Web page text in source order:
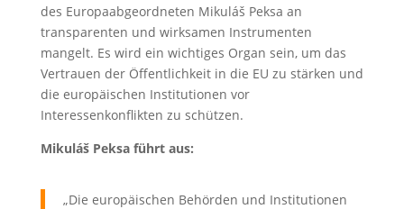
des Europaabgeordneten Mikuláš Peksa an
transparenten und wirksamen Instrumenten
mangelt. Es wird ein wichtiges Organ sein, um das
Vertrauen der Öffentlichkeit in die EU zu stärken und
die europäischen Institutionen vor
Interessenkonflikten zu schützen.
Mikuláš Peksa führt aus:
„Die europäischen Behörden und Institutionen